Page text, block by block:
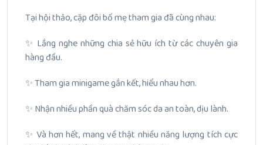
Tại hội thảo, cặp đôi bố mẹ tham gia đã cùng nhau:
✨ Lắng nghe những chia sẻ hữu ích từ các chuyên gia
hàng đầu.
✨ Tham gia minigame gắn kết, hiểu nhau hơn.
✨ Nhận nhiều phần quà chăm sóc da an toàn, dịu lành.
✨ Và hơn hết, mang về thật nhiều năng lượng tích cực